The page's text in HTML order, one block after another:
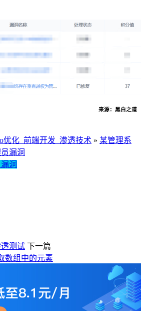
来源：黑白之道
优化_前端开发_渗透技术 » 某管理系
漏洞
洞
测试 下一篇
数组中的元素